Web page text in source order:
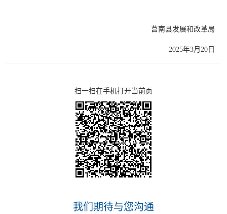
莒南县发展和改革局
2025年3月 20 日
扫一扫在手机打开当前页
我们期待与您沟通